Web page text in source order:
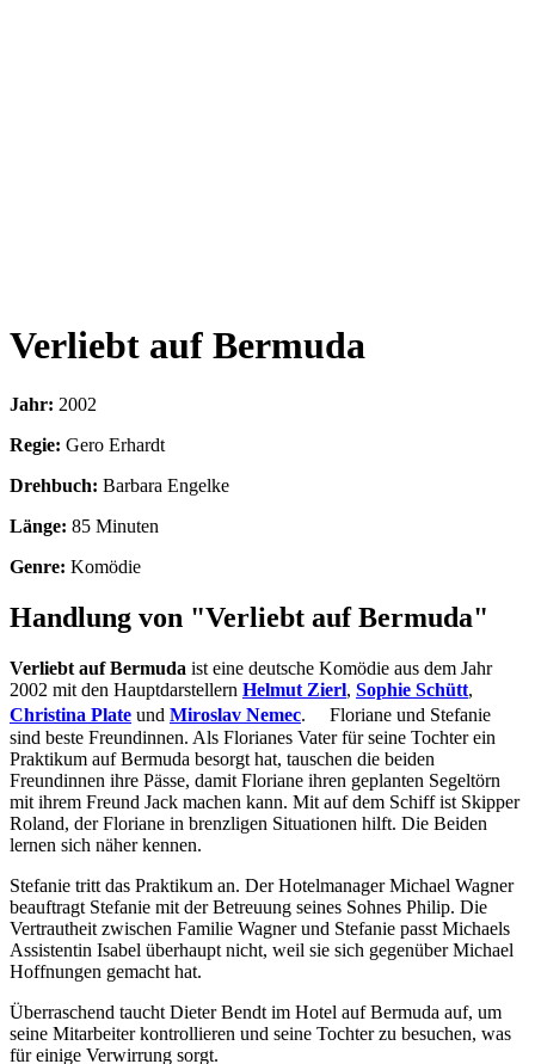
Verliebt auf Bermuda
Jahr: 2002
Regie: Gero Erhardt
Drehbuch: Barbara Engelke
Länge: 85 Minuten
Genre: Komödie
Handlung von "Verliebt auf Bermuda"
Verliebt auf Bermuda ist eine deutsche Komödie aus dem Jahr
2002 mit den Hauptdarstellern Helmut Zierl, Sophie Schütt,
Christina Plate und Miroslav Nemec. Floriane und Stefanie
sind beste Freundinnen. Als Florianes Vater für seine Tochter ein
Praktikum auf Bermuda besorgt hat, tauschen die beiden
Freundinnen ihre Pässe, damit Floriane ihren geplanten Segeltörn
mit ihrem Freund Jack machen kann. Mit auf dem Schiff ist Skipper
Roland, der Floriane in brenzligen Situationen hilft. Die Beiden
lernen sich näher kennen.
Stefanie tritt das Praktikum an. Der Hotelmanager Michael Wagner
beauftragt Stefanie mit der Betreuung seines Sohnes Philip. Die
Vertrautheit zwischen Familie Wagner und Stefanie passt Michaels
Assistentin Isabel überhaupt nicht, weil sie sich gegenüber Michael
Hoffnungen gemacht hat.
Überraschend taucht Dieter Bendt im Hotel auf Bermuda auf, um
seine Mitarbeiter kontrollieren und seine Tochter zu besuchen, was
für einige Verwirrung sorgt.